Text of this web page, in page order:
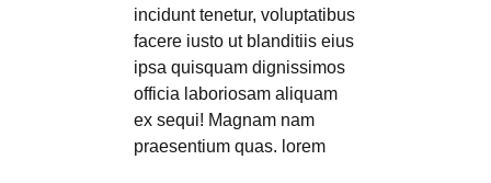
incidunt tenetur, voluptatibus
facere iusto ut blanditiis eius
ipsa quisquam dignissimos
officia laboriosam aliquam
ex sequi! Magnam nam
praesentium quas. lorem